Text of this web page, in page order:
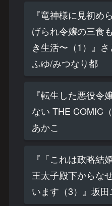
『竜神様に見初め
げられ令嬢の三食
き生活〜（1）』
ふゆ/みつなり都
『転生した悪役令
ない THE COMIC
あかこ
『「これは政略結
王太子殿下からな
います（3）』坂